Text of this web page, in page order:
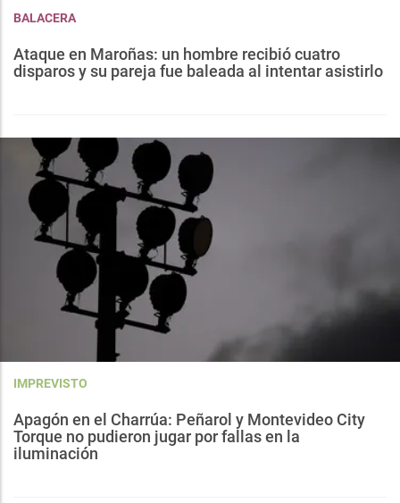
BALACERA
Ataque en Maroñas: un hombre recibió cuatro
disparos y su pareja fue baleada al intentar asistirlo
IMPREVISTO
Apagón en el Charrúa: Peñarol y Montevideo City
Torque no pudieron jugar por fallas en la
iluminación